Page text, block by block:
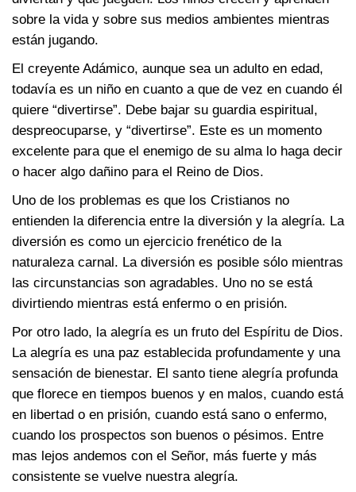
sobre la vida y sobre sus medios ambientes mientras
están jugando.
El creyente Adámico, aunque sea un adulto en edad,
todavía es un niño en cuanto a que de vez en cuando él
quiere “divertirse”. Debe bajar su guardia espiritual,
despreocuparse, y “divertirse”. Este es un momento
excelente para que el enemigo de su alma lo haga decir
o hacer algo dañino para el Reino de Dios.
Uno de los problemas es que los Cristianos no
entienden la diferencia entre la diversión y la alegría. La
diversión es como un ejercicio frenético de la
naturaleza carnal. La diversión es posible sólo mientras
las circunstancias son agradables. Uno no se está
divirtiendo mientras está enfermo o en prisión.
Por otro lado, la alegría es un fruto del Espíritu de Dios.
La alegría es una paz establecida profundamente y una
sensación de bienestar. El santo tiene alegría profunda
que florece en tiempos buenos y en malos, cuando está
en libertad o en prisión, cuando está sano o enfermo,
cuando los prospectos son buenos o pésimos. Entre
mas lejos andemos con el Señor, más fuerte y más
consistente se vuelve nuestra alegría.